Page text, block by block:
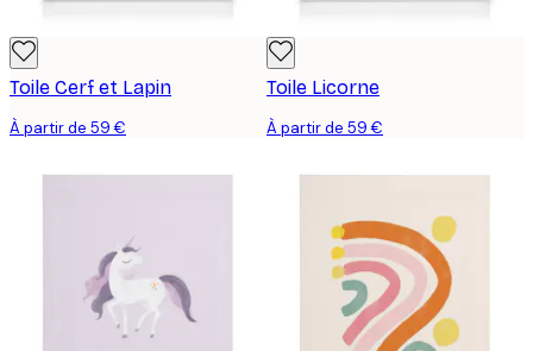
Toile Cerf et Lapin
À partir de 59 €
Toile Licorne
À partir de 59 €